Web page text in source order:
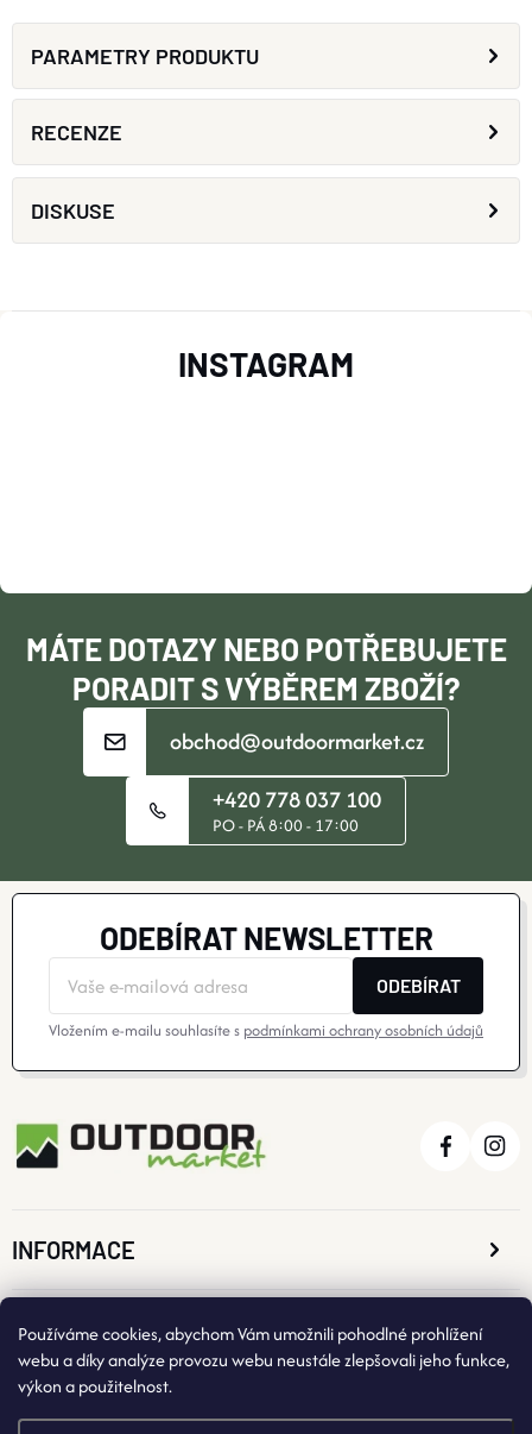
Používáme cookies, abychom Vám umožnili pohodlné prohlížení
webu a díky analýze provozu webu neustále zlepšovali jeho funkce,
výkon a použitelnost.
PARAMETRY PRODUKTU
RECENZE
DISKUSE
T
MÁTE DOTAZY NEBO POTŘEBUJETE
PORADIT S VÝBĚREM ZBOŽÍ?
obchod@outdoormarket.cz
+420 778 037 100
PO - PÁ 8:00 - 17:00
INSTAGRAM
ODEBÍRAT NEWSLETTER
ODEBÍRAT
Vložením e-mailu souhlasíte s podmínkami ochrany osobních údajů
INFORMACE
O NÁKUPU